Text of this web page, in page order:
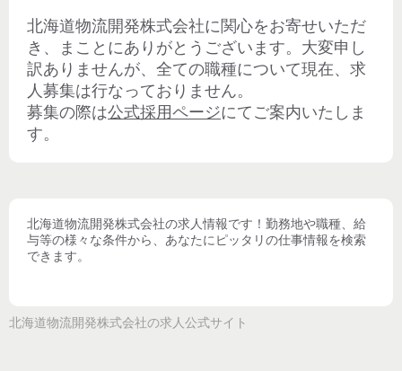
北海道物流開発株式会社に関心をお寄せいただ
き、まことにありがとうございます。大変申し
訳ありませんが、全ての職種について現在、求
人募集は行なっておりません。
募集の際は公式採用ページにてご案内いたしま
す。
北海道物流開発株式会社の求人情報です！勤務地や職種、給
与等の様々な条件から、あなたにピッタリの仕事情報を検索
できます。
北海道物流開発株式会社の求人公式サイト